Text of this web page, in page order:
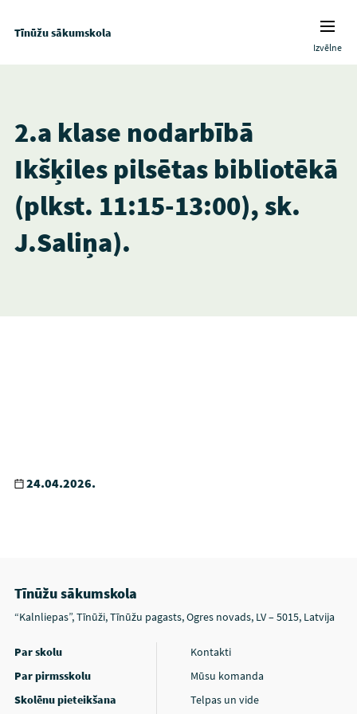
Tīnūžu sākumskola
Izvēlne
2.a klase nodarbībā
Ikšķiles pilsētas bibliotēkā
(plkst. 11:15-13:00), sk.
J.Saliņa).
24.04.2026.
Tīnūžu sākumskola
“Kalnliepas”, Tīnūži, Tīnūžu pagasts, Ogres novads, LV – 5015, Latvija
Par skolu
Par pirmsskolu
Skolēnu pieteikšana
Kontakti
Mūsu komanda
Telpas un vide